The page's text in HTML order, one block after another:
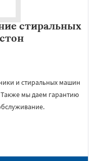
стиральных
и стиральных машин
мы даем гарантию